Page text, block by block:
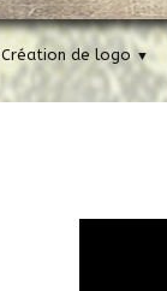
Création de logo ▼